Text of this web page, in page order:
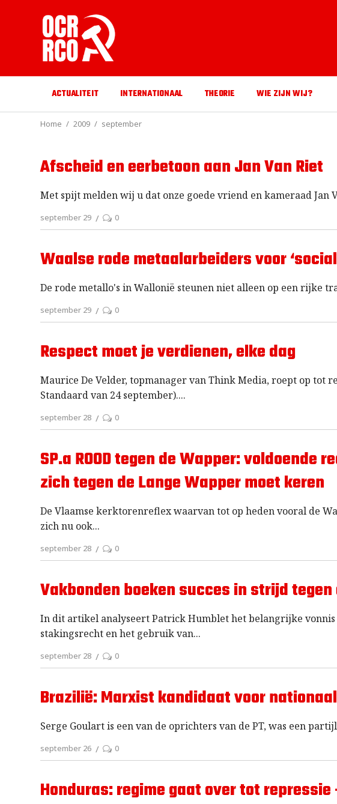
ACTUALITEIT INTERNATIONAAL THEORIE WIE ZIJN WIJ?
Home 2009 september
Afscheid en eerbetoon aan Jan Van Riet
Met spijt melden wij u dat onze goede vriend en kameraad Jan
september 29 0
Waalse rode metaalarbeiders voor
De rode metallo's in Wallonië steunen niet alleen op een rijke
september 29 0
Respect moet je verdienen, elke dag
Maurice De Velder, topmanager van Think Media, roept op tot
Standaard van 24 september).
september 28 0
SP.a ROOD tegen de Wapper: voldoende
zich tegen de Lange Wapper moet keren
De Vlaamse kerktorenreflex waarvan tot op heden vooral de
zich nu ook
september 28 0
Vakbonden boeken succes in strijd
In dit artikel analyseert Patrick Humblet het belangrijke
stakingsrecht en het gebruik van
september 28 0
Brazilië: Marxist kandidaat voor
Serge Goulart is een van de oprichters van de PT, was een
september 26 0
Honduras: regime gaat over tot